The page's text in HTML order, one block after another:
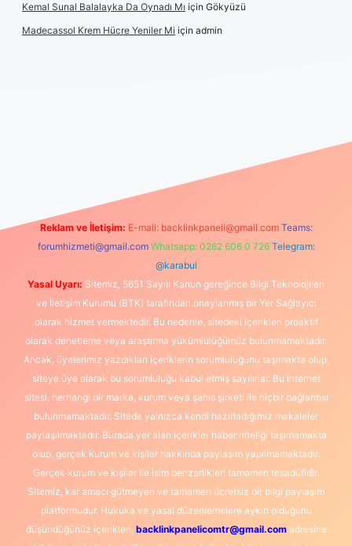
Kemal Sunal Balalayka Da Oynadı Mı için Gökyüzü
Madecassol Krem Hücre Yeniler Mi için admin
Reklam ve İletişim: E-mail: backlinkpaneli@gmail.com Teams:
forumhizmeti@gmail.com Whatsapp: 0262 606 0 726 Telegram:
@karabul
Yasal Uyarı: Sitemiz, 5651 Sayılı Kanun gereğince Bilgi Teknolojileri
ve İletişim Kurumu (BTK) tarafından onaylanmış bir Yer Sağlayıcı
olarak hizmet vermektedir. Bu nedenle, sitedeki içerikleri proaktif
olarak denetleme veya araştırma yükümlülüğümüz bulunmamaktadır.
Ancak, üyelerimiz yazdıkları içeriklerin sorumluluğunu taşımakta olup,
siteye üye olarak bu sorumluluğu kabul etmiş sayılırlar. Bu internet
sitesi, herhangi bir marka, kurum veya şahıs şirketi ile hiçbir bağlantısı
bulunmamaktadır. Sitede yalnızca kendi hazırladığımız makaleler
paylaşılmaktadır. Burada yer alan içerikler haber niteliği taşımamakta
olup, gerçek kurum ve kişiler hakkında paylaşım yapılmamaktadır.
Gerçek kurum ve kişiler ile isim benzerlikleri tamamen tesadüfidir.
Sitemiz, kar amacı gütmeyen ve tamamen ücretsiz bir bilgi paylaşım
platformudur. Hukuka ve yasal düzenlemelere aykırı olduğunu
düşündüğünüz içerikleri, backlinkpanelicomtr@gmail.comadresine